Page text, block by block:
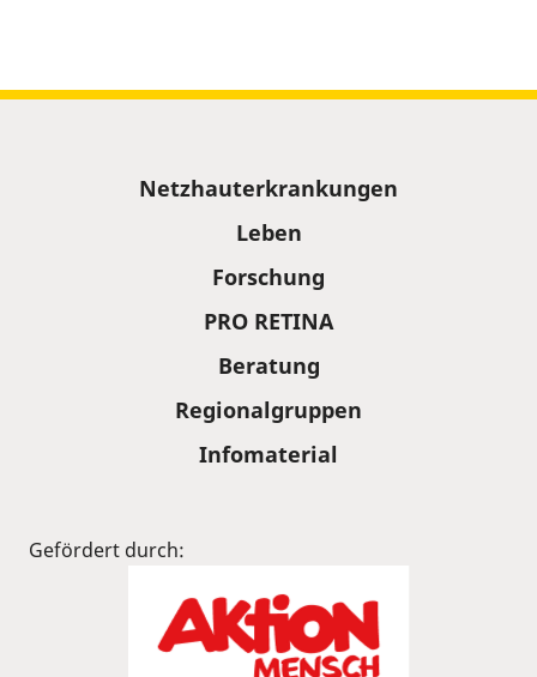
Netzhauterkrankungen
Leben
Forschung
PRO RETINA
Beratung
Regionalgruppen
Infomaterial
Gefördert durch: